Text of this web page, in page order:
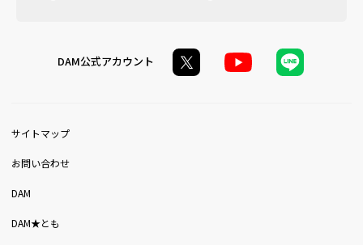
DAM公式アカウント
サイトマップ
お問い合わせ
DAM
DAM★とも